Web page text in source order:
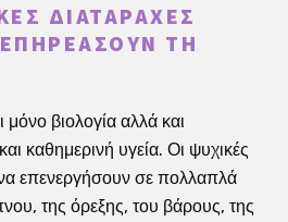
ΔΙΑΤΑΡΑΧΈΣ
ΤΗ
μόνο βιολογία αλλά και
καθημερινή υγεία. Οι ψυχικές
επενεργήσουν σε πολλαπλά
της όρεξης, του βάρους, της